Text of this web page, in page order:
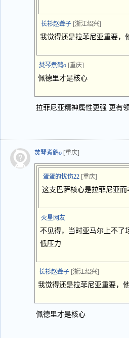
长衫赵聋子 [浙江绍兴]
我觉得还是拉菲尼亚重要，
焚琴煮鹤o [重庆]
佩德里才是核心
拉菲尼亚精神属性更强 更有
焚琴煮鹤o [重庆]
蛋蛋的忧伤22 [重庆]
这支巴萨核心是拉菲尼亚
火星网友
不见得，当时亚马尔上不了
低压力
长衫赵聋子 [浙江绍兴]
我觉得还是拉菲尼亚重要，
佩德里才是核心